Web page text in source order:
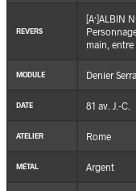
REVERS
[A·]ALBIN
main,
MODULE Denier
DATE 81 av. J.-C.
ATELIER Rome
MÉTAL Argent